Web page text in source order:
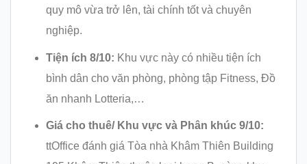
quy mô vừa trở lên, tài chính tốt và chuyên
nghiệp.
Tiện ích 8/10: Khu vực này có nhiều tiện ích
bình dân cho văn phòng, phòng tập Fitness, Đồ
ăn nhanh Lotteria,…
Giá cho thuê/ Khu vực và Phân khúc 9/10:
ttOffice đánh giá Tòa nhà Khâm Thiên Building